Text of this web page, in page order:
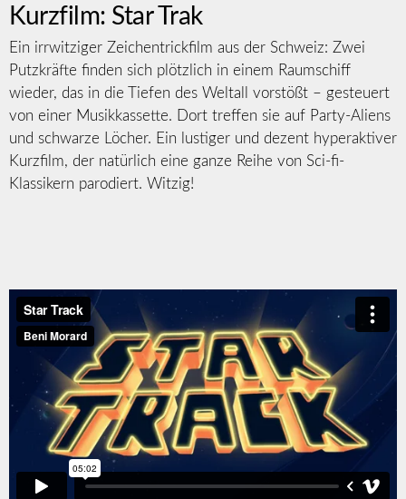
Kurzfilm: Star Trak
Ein irrwitziger Zeichentrickfilm aus der Schweiz: Zwei
Putzkräfte finden sich plötzlich in einem Raumschiff
wieder, das in die Tiefen des Weltall vorstößt – gesteuert
von einer Musikkassette. Dort treffen sie auf Party-Aliens
und schwarze Löcher. Ein lustiger und dezent hyperaktiver
Kurzfilm, der natürlich eine ganze Reihe von Sci-fi-
Klassikern parodiert. Witzig!